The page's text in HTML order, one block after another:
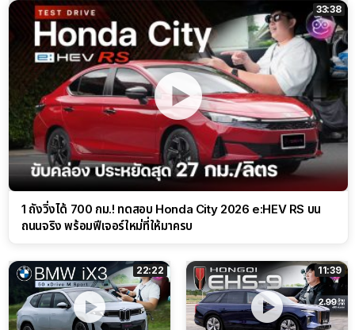
33:38
1 ถังวิ่งได้ 700 กม.! ทดสอบ Honda City 2026 e:HEV RS บน
ถนนจริง พร้อมฟีเจอร์ใหม่ที่ให้มาครบ
22:22 11:39